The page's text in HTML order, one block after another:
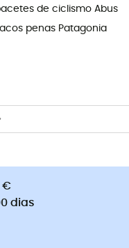
de ciclismo Abus
penas Patagonia
€
dias